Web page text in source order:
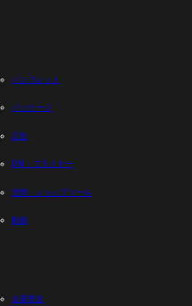
パンフレット
パッケージ
広告
DM・フライヤー
空間・ショップツール
動画
企業理念